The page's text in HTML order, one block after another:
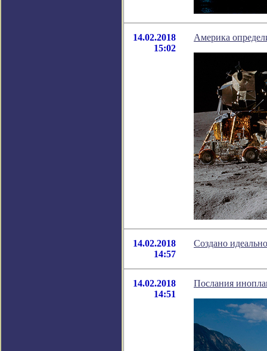
14.02.2018
15:02
Америка
14.02.2018
14:57
Создано
14.02.2018
14:51
Послания